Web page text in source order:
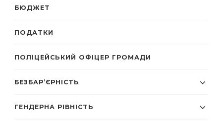
БЮДЖЕТ
ПОДАТКИ
ПОЛІЦЕЙСЬКИЙ ОФІЦЕР ГРОМАДИ
БЕЗБАР’ЄРНІСТЬ
ГЕНДЕРНА РІВНІСТЬ